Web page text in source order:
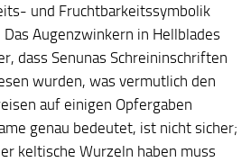
und Fruchtbarkeitssymbolik
Augenzwinkern in Hellblades
dass Senunas Schreininschriften
wurden, was vermutlich den
auf einigen Opfergaben
genau bedeutet, ist nicht sicher;
keltische Wurzeln haben muss